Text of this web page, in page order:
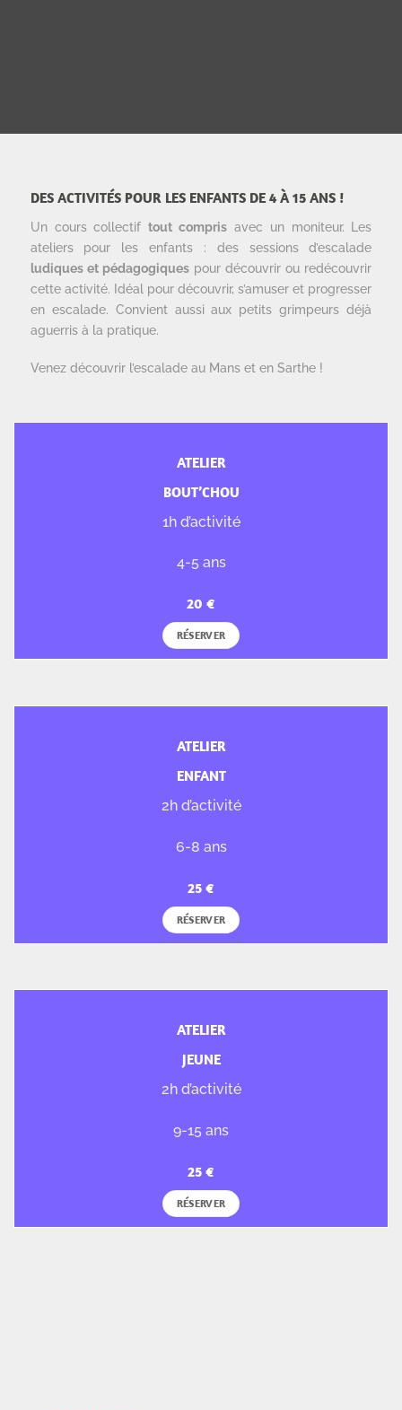
DES ACTIVITÉS POUR LES ENFANTS DE 4 À 15 ANS !
Un cours collectiftout compris avec un moniteur. Les
ateliers pour les enfants : des sessions d’escalade
ludiques et pédagogiquespour découvrir ou redécouvrir
cette activité. Idéal pour découvrir, s’amuser et progresser
en escalade. Convient aussi aux petits grimpeurs déjà
aguerris à la pratique.
Venez découvrir l’escalade au Mans et en Sarthe !
ATELIER
BOUT’CHOU
1h d’activité
4-5 ans
RÉSERVER
ATELIER
ENFANT
2h d’activité
6-8 ans
RÉSERVER
ATELIER
JEUNE
2h d’activité
9-15 ans
RÉSERVER